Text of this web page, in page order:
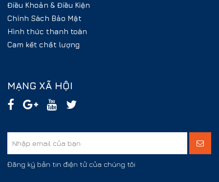
Điều Khoản & Điều Kiện
Chính Sách Bảo Mật
Hình thức thanh toán
Cam kết chất lượng
MẠNG XÃ HỘI
Đăng ký bản tin điện tử của chúng tôi